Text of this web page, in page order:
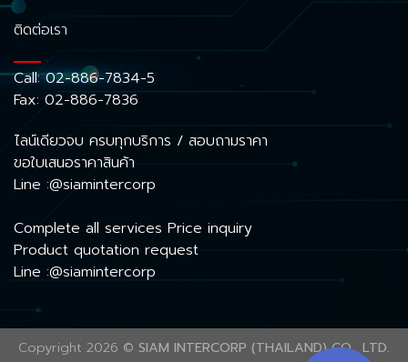
ติดต่อเรา
Call:02-886-7834-5
Fax: 02-886-7836
ไลน์เดียวจบ ครบทุกบริการ / สอบถามราคา
ขอใบเสนอราคาสินค้า
Line :@siamintercorp
Complete all services Price inquiry
Product quotation request
Line :@siamintercorp
Copyright 2026 © SIAM INTERCORP (THAILAND) CO., LTD.